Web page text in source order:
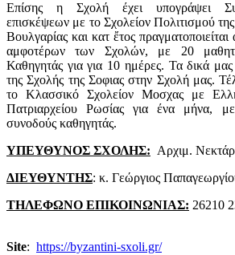
Επίσης η Σχολή έχει υπογράψει
επισκέψεων με το Σχολείον Πολιτισμού
Βουλγαρίας και κατ ἔτος
αμφοτέρων των Σχολών, με 20
Καθηγητάς για για 10 ημέρες. Τα δικά μας
της Σχολής της Σοφιας στην Σχολή μας.
το Κλασσικό Σχολείον Μοσχας με
Πατριαρχείου Ρωσίας για ένα μήνα,
συνοδούς καθηγητάς.
ΥΠΕΥΘΥΝΟΣ ΣΧΟΛΗΣ: Αρχιμ.
ΔΙΕΥΘΥΝΤΗΣ: κ. Γεώργιος
ΤΗΛΕΦΩΝΟ ΕΠΙΚΟΙΝΩΝΙΑΣ: 26210
Site: https://byzantini-sxoli.gr/